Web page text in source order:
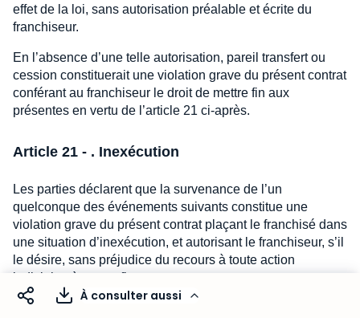
effet de la loi, sans autorisation préalable et écrite du
franchiseur.
En l’absence d’une telle autorisation, pareil transfert ou
cession constituerait une violation grave du présent contrat
conférant au franchiseur le droit de mettre fin aux
présentes en vertu de l’article 21 ci-après.
Article 21 - . Inexécution
Les parties déclarent que la survenance de l’un
quelconque des événements suivants constitue une
violation grave du présent contrat plaçant le franchisé dans
une situation d’inexécution, et autorisant le franchiseur, s’il
le désire, sans préjudice du recours à toute action
judiciaire, à mettre fin au contrat.
Le franchiseur mettra fin au contrat par simple notification
À consulter aussi